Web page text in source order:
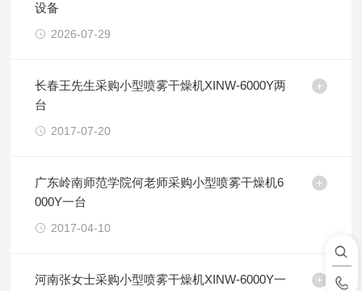
设备
2026-07-29
长春王先生采购小型喷雾干燥机XINW-6000Y两
台
2017-07-20
广东岭南师范学院何老师采购小型喷雾干燥机6
000Y一台
2017-04-10
河南张女士采购小型喷雾干燥机XINW-6000Y一